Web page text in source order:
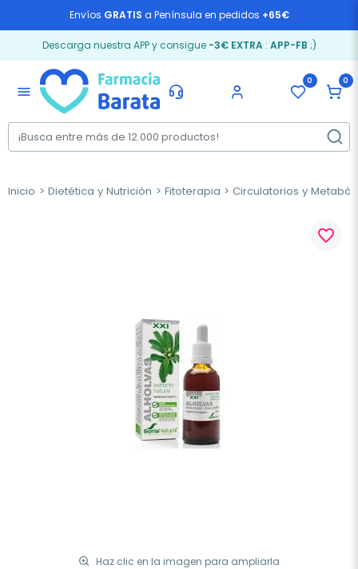
Envíos GRATIS a Península en pedidos +65€
Descarga nuestra APP y consigue -3€ EXTRA: APP-FB ;)
menu
0 0
Inicio Dietética y Nutrición Fitoterapia Circulatorios y
Haz clic en la imagen para ampliarla
favorite_border